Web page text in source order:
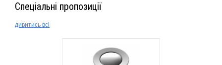
Спеціальні пропозиції
дивитись всі